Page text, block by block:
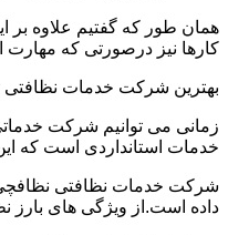
همان طور که گفتیم علاوه بر
کارها نیز درصورتی که
بهترین شرکت خدمات نظافتی
زمانی می توانیم شرکت
خدمات استانداردی است که
شرکت خدمات نظافتی نظافچی
داده است.از ویژگی های بارز